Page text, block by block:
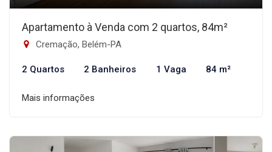
Apartamento à Venda com 2 quartos, 84m²
Cremação, Belém-PA
2 Quartos 2 Banheiros 1 Vaga 84 m²
Mais informações